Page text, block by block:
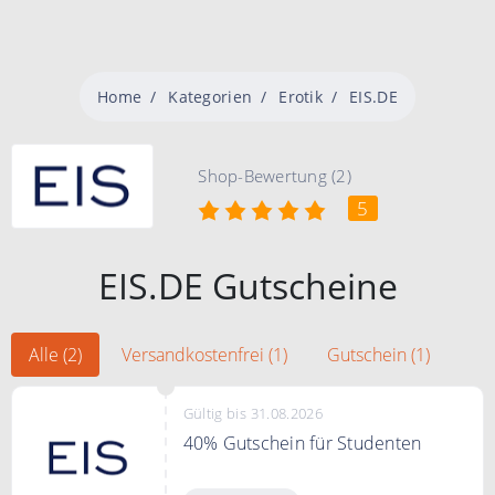
Home Kategorien Erotik EIS.DE
Shop-Bewertung (2)
5
EIS.DE Gutscheine
Alle (2) Versandkostenfrei (1) Gutschein (1)
Gültig bis 31.08.2026
40% Gutschein für Studenten